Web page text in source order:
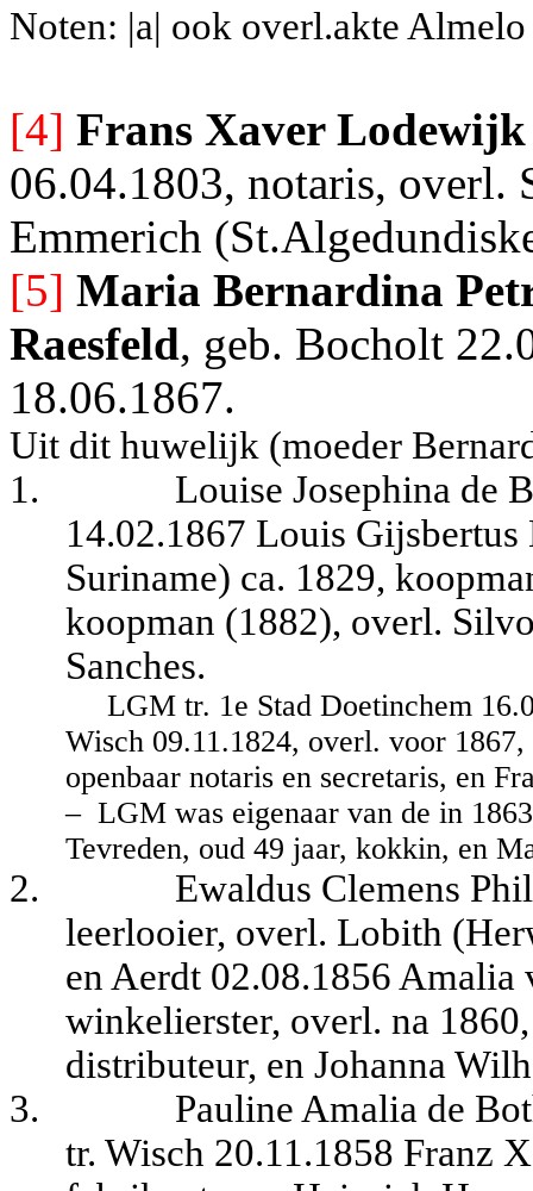
Noten: |a| ook overl.akte
[4] Frans Xaver
06.04.1803, notaris, overl.
Emmerich
[5] Maria Bernardina
Raesfeld, geb. Bocholt
18.06.1867.
Uit dit huwelijk (moeder
1.
Louise Josephina de
14.02.1867 Louis
Suriname) ca. 1829,
koopman (1882), overl.
Sanches.
LGM tr. 1e Stad Doetinchem
Wisch 09.11.1824, overl. voor
openbaar notaris en secretaris, en
– LGM was eigenaar van de in
Tevreden, oud 49 jaar, kokkin, en
2.
Ewaldus Clemens
leerlooier, overl. Lobith
en Aerdt 02.08.1856 Amalia
winkelierster, overl. na
distributeur, en Johanna
3.
Pauline Amalia de
tr. Wisch 20.11.1858 Franz